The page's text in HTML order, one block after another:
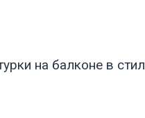
на балконе в